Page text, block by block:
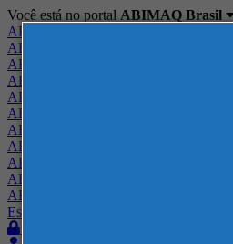
Você está no portal ABIMAQ Brasil
ABIMAQ Brasil
ABIMAQ Minas Gerais
ABIMAQ Norte-Nordeste
ABIMAQ Paraná
ABIMAQ Piracicaba
ABIMAQ Ribeirão Preto
ABIMAQ Rio de Janeiro
ABIMAQ Rio Grande do Sul
ABIMAQ Santa Catarina
ABIMAQ São Paulo
ABIMAQ Vale do Paraíba
Escritório de Relações Governamentais